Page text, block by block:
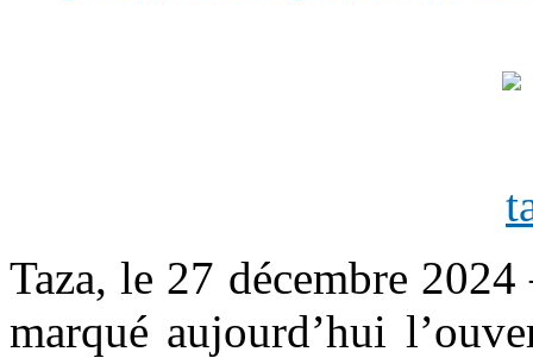
Taza, le 27 décembre
marqué aujourd’hui